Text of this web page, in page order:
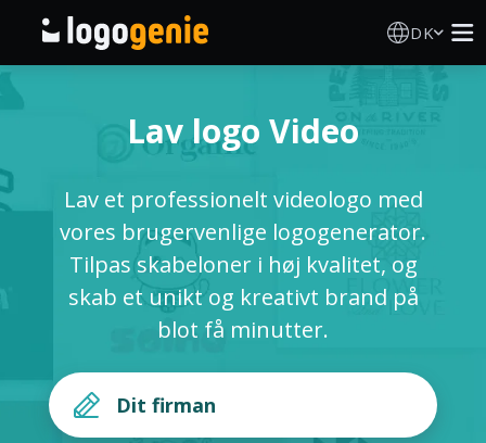
DK
AI logogenerator
Logoidéer
Trykte produkter
Blog
Lav logo Video
Lav et professionelt videologo med
vores brugervenlige logogenerator.
Tilpas skabeloner i høj kvalitet, og
skab et unikt og kreativt brand på
blot få minutter.